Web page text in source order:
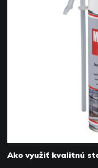
Ako využiť kvalitnú